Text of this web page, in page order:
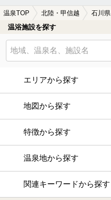
温泉TOP 北陸・甲信越 石川県
温浴施設を探す
エリアから探す
地図から探す
特徴から探す
温泉地から探す
関連キーワードから探す